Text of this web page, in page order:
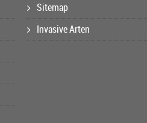
Sitemap
Invasive Arten